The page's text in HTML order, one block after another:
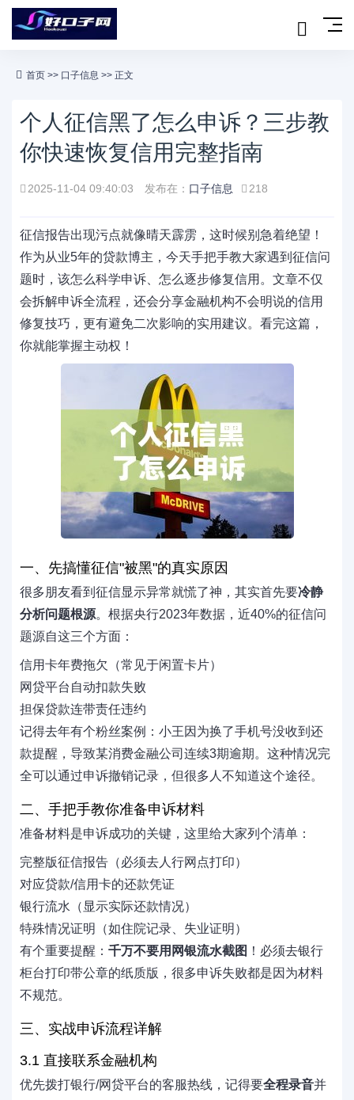
首页 >> 口子信息 >> 正文
个人征信黑了怎么申诉？三步教
你快速恢复信用完整指南
2025-11-04 09:40:03 发布在： 口子信息 218
征信报告出现污点就像晴天霹雳，这时候别急着绝望！
作为从业5年的贷款博主，今天手把手教大家遇到征信问
题时，该怎么科学申诉、怎么逐步修复信用。文章不仅
会拆解申诉全流程，还会分享金融机构不会明说的信用
修复技巧，更有避免二次影响的实用建议。看完这篇，
你就能掌握主动权！
一、先搞懂征信"被黑"的真实原因
很多朋友看到征信显示异常就慌了神，其实首先要冷静
分析问题根源。根据央行2023年数据，近40%的征信问
题源自这三个方面：
信用卡年费拖欠（常见于闲置卡片）
网贷平台自动扣款失败
担保贷款连带责任违约
记得去年有个粉丝案例：小王因为换了手机号没收到还
款提醒，导致某消费金融公司连续3期逾期。这种情况完
全可以通过申诉撤销记录，但很多人不知道这个途径。
二、手把手教你准备申诉材料
准备材料是申诉成功的关键，这里给大家列个清单：
完整版征信报告（必须去人行网点打印）
对应贷款/信用卡的还款凭证
银行流水（显示实际还款情况）
特殊情况证明（如住院记录、失业证明）
有个重要提醒： 千万不要用网银流水截图 ！必须去银行
柜台打印带公章的纸质版，很多申诉失败都是因为材料
不规范。
三、实战申诉流程详解
3.1 直接联系金融机构
优先拨打银行/网贷平台的客服热线，记得要全程录音并